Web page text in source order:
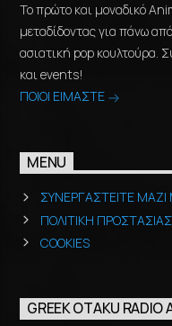
Το πρώτο και μοναδικό
μεταδίδοντας για πάνω
ασιατική pop κουλτούρα.
και events!
ΠΟΙΟΙ ΕΙΜΑΣΤΕ
MENU
ΣΥΝΕΡΓΑΣΤΕΙΤΕ
ΠΟΛΙΤΙΚΗ
COOKIES
GREEK OTAKU RADIO